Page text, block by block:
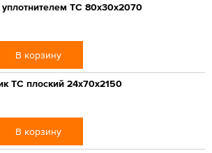
ТС 80х30х2070
В корзину
ТС плоский 24х70х2150
В корзину